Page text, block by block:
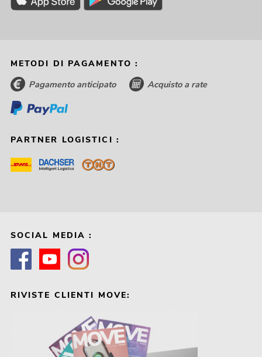
METODI DI PAGAMENTO :
Pagamento anticipato Acquisto a rate
PARTNER LOGISTICI :
SOCIAL MEDIA :
RIVISTE CLIENTI MOVE: